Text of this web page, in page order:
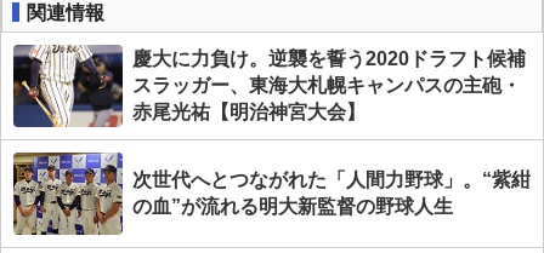
関連情報
慶大に力負け。逆襲を誓う2020ドラフト候補
スラッガー、東海大札幌キャンパスの主砲・
赤尾光祐【明治神宮大会】
次世代へとつながれた「人間力野球」。“紫紺
の血”が流れる明大新監督の野球人生